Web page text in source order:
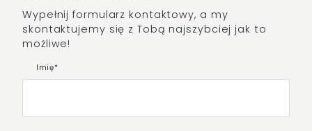
Wypełnij formularz kontaktowy, a my
skontaktujemy się z Tobą najszybciej jak to
możliwe!
Imię*